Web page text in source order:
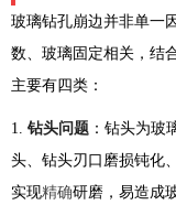
玻璃钻孔崩边并非单一
数、玻璃固定相关，结
主要有四类：
1. 钻头问题 ：钻头为玻
头、钻头刃口磨损钝化
实现精确研磨，易造成